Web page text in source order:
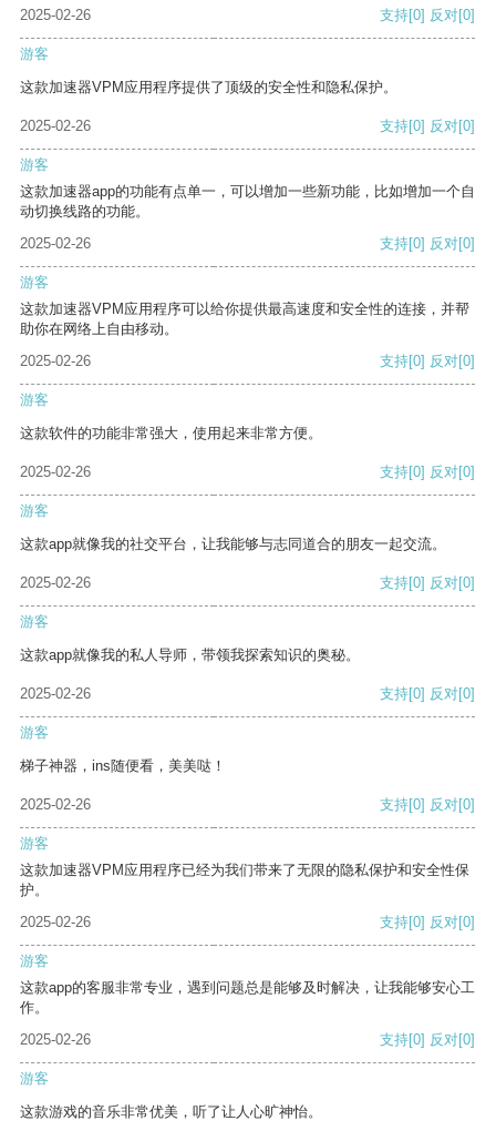
2025-02-26
支持[0] 反对[0]
游客
这款加速器VPM应用程序提供了顶级的安全性和隐私保护。
2025-02-26 支持[0] 反对[0]
游客
这款加速器app的功能有点单一，可以增加一些新功能，比如增加一个自
动切换线路的功能。
2025-02-26
支持[0] 反对[0]
游客
这款加速器VPM应用程序可以给你提供最高速度和安全性的连接，并帮
助你在网络上自由移动。
2025-02-26
支持[0] 反对[0]
游客
这款软件的功能非常强大，使用起来非常方便。
2025-02-26 支持[0] 反对[0]
游客
这款app就像我的社交平台，让我能够与志同道合的朋友一起交流。
2025-02-26 支持[0] 反对[0]
游客
这款app就像我的私人导师，带领我探索知识的奥秘。
2025-02-26 支持[0] 反对[0]
游客
梯子神器，ins随便看，美美哒！
2025-02-26 支持[0] 反对[0]
游客
这款加速器VPM应用程序已经为我们带来了无限的隐私保护和安全性保
护。
2025-02-26
支持[0] 反对[0]
游客
这款app的客服非常专业，遇到问题总是能够及时解决，让我能够安心工
作。
2025-02-26
支持[0] 反对[0]
游客
这款游戏的音乐非常优美，听了让人心旷神怡。